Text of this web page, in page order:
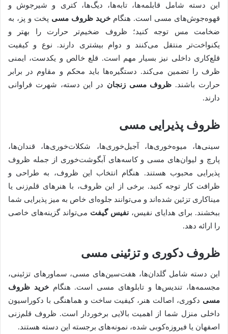
این دسته شامل قابلمه‌ها، تابه‌ها، دیگ‌ها، کتری و شیرجوش و
قهوه‌جوش‌های مسی است. هنگام خرید ظروف مسی پخت و پز، به
ضخامت مس توجه کنید؛ ظروف ضخیم‌تر حرارت را بهتر و
یکنواخت‌تر منتقل می‌کنند و دوام بیشتری دارند. نوع و کیفیت
قلع‌کاری داخلی نیز بسیار مهم است. قلع خالص و یکدست، ایمنی
ظرف را تضمین می‌کند. دستگیره‌ها باید محکم و مقاوم در برابر
حرارت باشند. ظروف مسی زنجان در این دسته، شهرت فراوانی
دارند.
ظروف پذیرایی مسی
سینی‌ها، میوه‌خوری‌ها، آجیل‌خوری‌ها، شکلات‌خوری‌ها، قندان‌ها،
پارچ و لیوان‌های مسی و کاسه‌های آبگوشت‌خوری از جمله ظروف
پذیرایی محبوب هستند. هنگام انتخاب این ظروف، به طراحی و
ظرافت کار توجه کنید. برخی از این ظروف، با هنرهای قلم‌زنی یا
میناکاری تزئین شده‌اند و می‌توانند جلوه‌ای خاص به میز پذیرایی شما
ببخشند. برای هدایای نفیس، نفیس گیفت می‌تواند گزینه‌های خاصی
را ارائه دهد.
ظروف دکوری و تزئینی مسی
این دسته شامل گلدان‌ها، هفت‌سین‌های مسی، سماورهای تزئینی،
مجسمه‌ها، تندیس‌ها و تابلوهای مسی است. هنگام خرید ظروف
مسی دکوری، اصالت هنر، کیفیت ساخت و هماهنگی با دکوراسیون
داخلی منزل شما از اهمیت بالایی برخوردار است. ظروف قلم‌زنی
اصفهان یا فیروزه‌کوبی شده، نمونه‌های برجسته این دسته هستند.